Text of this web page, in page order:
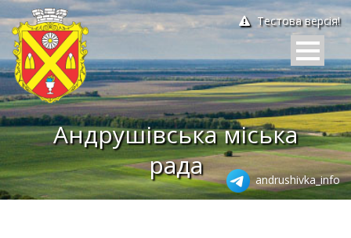
Тестова версія!
Андрушівська міська
рада
andrushivka_info